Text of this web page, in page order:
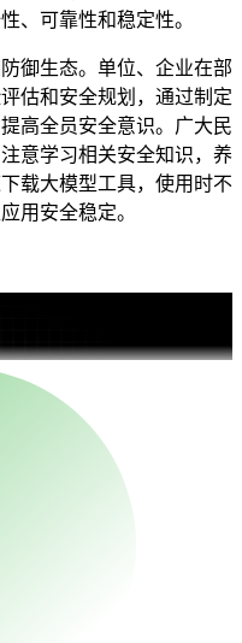
、可靠性和稳定性。
生态。单位、企业在部
估和安全规划，通过制定
高全员安全意识。广大民
意学习相关安全知识，养
载大模型工具，使用时不
用安全稳定。